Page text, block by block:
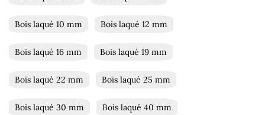
Bois laqué 10 mm Bois laqué 12 mm
Bois laqué 16 mm Bois laqué 19 mm
Bois laqué 22 mm Bois laqué 25 mm
Bois laqué 30 mm Bois laqué 40 mm